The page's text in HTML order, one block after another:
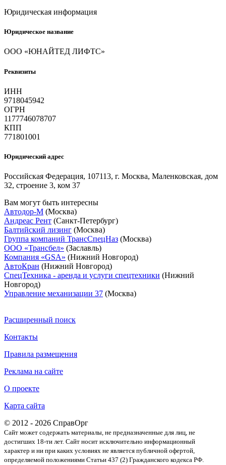
Юридическая информация
Юридическое название
ООО «ЮНАЙТЕД ЛИФТС»
Реквизиты
ИНН
9718045942
ОГРН
1177746078707
КПП
771801001
Юридический адрес
Российская Федерация, 107113, г. Москва, Маленковская, дом
32, строение 3, ком 37
Вам могут быть интересны
Автодор-М (Москва)
Андреас Рент (Санкт-Петербург)
Балтийский лизинг (Москва)
Группа компаний ТрансСпецНаз (Москва)
ООО «Трансбел» (Заславль)
Компания «GSA» (Нижний Новгород)
АвтоКран (Нижний Новгород)
СпецТехника - аренда и услуги спецтехники (Нижний
Новгород)
Управление механизации 37 (Москва)
Расширенный поиск
Контакты
Правила размещения
Реклама на сайте
О проекте
Карта сайта
© 2012 - 2026 СправОрг
Сайт может содержать материалы, не предназначенные для лиц, не
достигших 18-ти лет. Cайт носит исключительно информационный
характер и ни при каких условиях не является публичной офертой,
определяемой положениями Статьи 437 (2) Гражданского кодекса РФ.